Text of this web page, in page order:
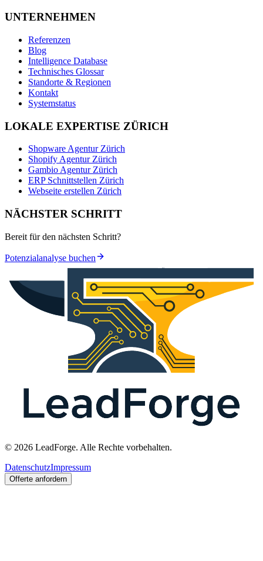
UNTERNEHMEN
Referenzen
Blog
Intelligence Database
Technisches Glossar
Standorte & Regionen
Kontakt
Systemstatus
LOKALE EXPERTISE ZÜRICH
Shopware Agentur Zürich
Shopify Agentur Zürich
Gambio Agentur Zürich
ERP Schnittstellen Zürich
Webseite erstellen Zürich
NÄCHSTER SCHRITT
Bereit für den nächsten Schritt?
Potenzialanalyse buchen
© 2026 LeadForge. Alle Rechte vorbehalten.
DatenschutzImpressum
Offerte anfordern